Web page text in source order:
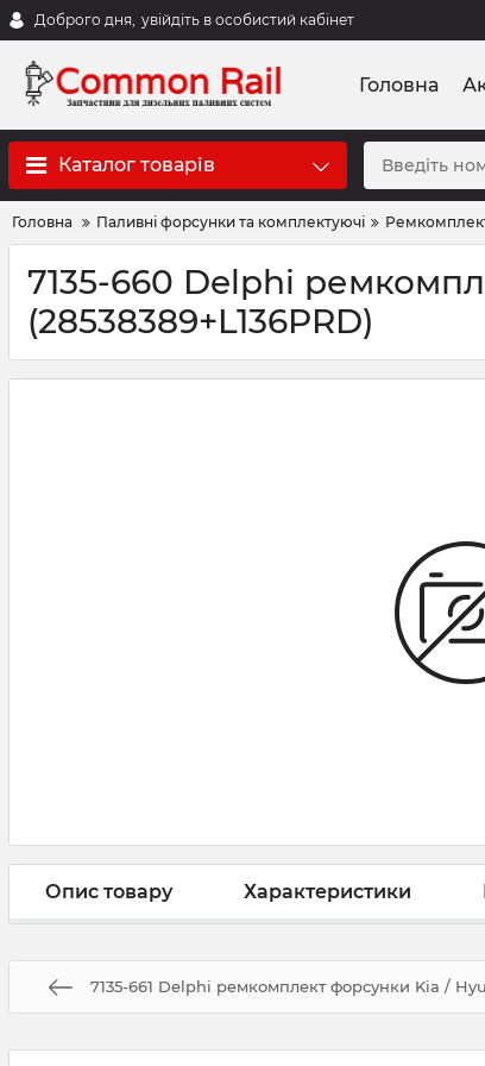
Доброго дня, увійдіть в особистий кабінет
Головна
Каталог товарів
Головна Паливні форсунки та комплектуючі
7135-660 Delphi
(28538389+L136PRD)
Опис товару Характеристики
7135-661 Delphi ремкомплект форсунки Kia /